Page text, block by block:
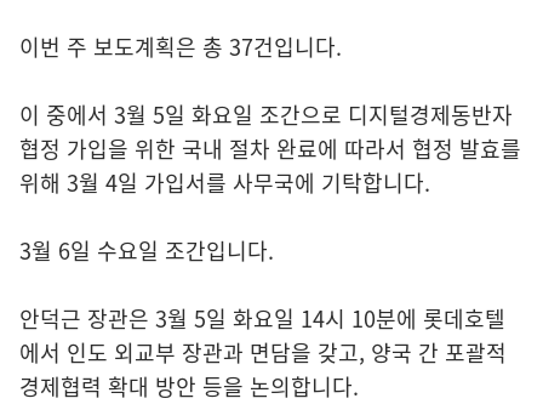
이번 주 보도계획은 총 37건입니다.
이 중에서 3월 5일 화요일 조간으로 디지털경제동반자
협정 가입을 위한 국내 절차 완료에 따라서 협정 발효를
위해 3월 4일 가입서를 사무국에 기탁합니다.
3월 6일 수요일 조간입니다.
안덕근 장관은 3월 5일 화요일 14시 10분에 롯데호텔
에서 인도 외교부 장관과 면담을 갖고, 양국 간 포괄적
경제협력 확대 방안 등을 논의합니다.